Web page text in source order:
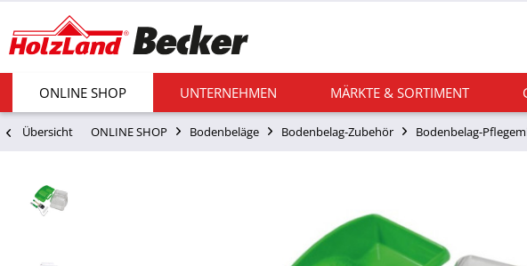
ONLINE SHOP UNTERNEHMEN MÄRKTE & SORTIMENT
Übersicht ONLINE SHOP Bodenbeläge Bodenbelag-Zubehör Bodenbelag-